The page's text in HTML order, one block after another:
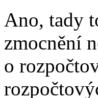
Ano, tady
zmocnění
o